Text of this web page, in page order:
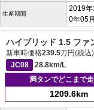
生産期間
2019
0年05月
ハイブリッド 1.5 ファ
新車時価格239.5万円(税込)
JC08
28.8km/L
満タンでどこまで
1209.6km